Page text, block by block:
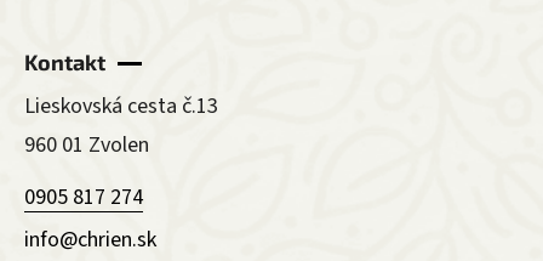
Kontakt
Lieskovská cesta č.13
960 01 Zvolen
0905 817 274
info@chrien.sk